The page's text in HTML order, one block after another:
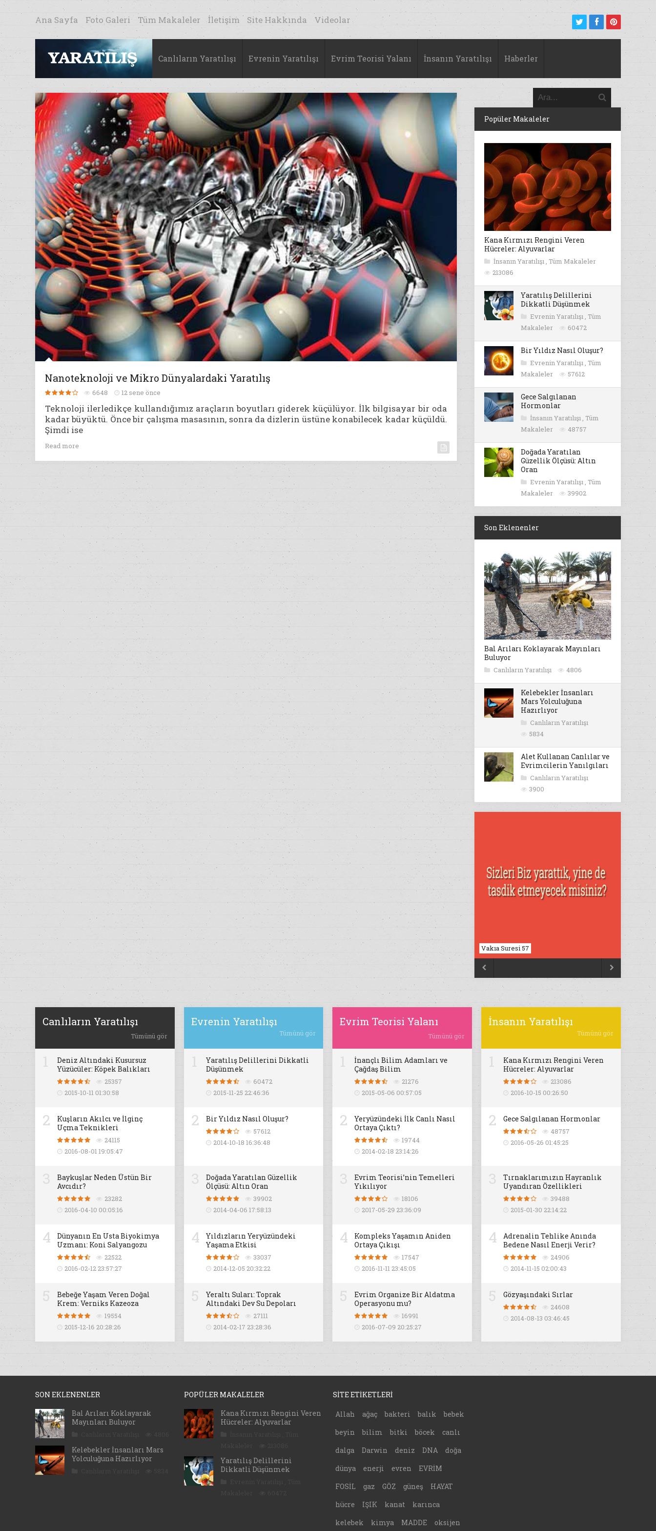
Ana Sayfa Foto Galeri Tüm Makaleler İletişim Site Hakkında Videolar
Canlıların Yaratılışı Evrenin Yaratılışı Evrim Teorisi Yalanı İnsanın Yaratılışı Haberler
Nanoteknoloji ve Mikro Dünyalardaki Yaratılış
6648 12 sene önce
Teknoloji ilerledikçe kullandığımız araçların boyutları giderek küçülüyor. İlk bilgisayar bir oda
kadar büyüktü. Önce bir çalışma masasının, sonra da dizlerin üstüne konabilecek kadar küçüldü.
Şimdi ise
Read more
Popüler Makaleler
Kana Kırmızı Rengini Veren
Hücreler: Alyuvarlar
İnsanın Yaratılışı , Tüm Makaleler
213086
Yaratılış Delillerini
Dikkatli Düşünmek
Evrenin Yaratılışı , Tüm
Makaleler
60472
Bir Yıldız Nasıl Oluşur?
Evrenin Yaratılışı , Tüm
Makaleler
57612
Gece Salgılanan
Hormonlar
İnsanın Yaratılışı , Tüm
Makaleler
48757
Doğada Yaratılan
Güzellik Ölçüsü: Altın
Oran
Evrenin Yaratılışı , Tüm
Makaleler
39902
Son Eklenenler
Bal Arıları Koklayarak Mayınları
Buluyor
Canlıların Yaratılışı 4806
Kelebekler İnsanları
Mars Yolculuğuna
Hazırlıyor
Canlıların Yaratılışı
5834
Alet Kullanan Canlılar ve
Evrimcilerin Yanılgıları
Canlıların Yaratılışı
3900
Vakıa Suresi 57
 
Canlıların Yaratılışı
Tümünü gör
Deniz Altındaki Kusursuz
Yüzücüler: Köpek Balıkları
25357
2015-10-11 01:30:58
2
Kuşların Akılcı ve İlginç
Uçma Teknikleri
24115
2016-08-01 19:05:47
Baykuşlar Neden Üstün Bir
Avcıdır?
23282
2016-04-10 00:05:16
4
Dünyanın En Usta Biyokimya
Uzmanı: Koni Salyangozu
22522
2016-02-12 23:57:27
Bebeğe Yaşam Veren Doğal
Krem: Verniks Kazeoza
19554
2015-12-16 20:28:26
Evrenin Yaratılışı
Tümünü gör
Yaratılış Delillerini Dikkatli
Düşünmek
60472
2015-11-25 22:46:36
2 Bir Yıldız Nasıl Oluşur?
57612
2014-10-18 16:36:48
Doğada Yaratılan Güzellik
Ölçüsü: Altın Oran
39902
2014-04-06 17:58:13
4
Yıldızların Yeryüzündeki
Yaşama Etkisi
33037
2014-12-05 20:32:22
Yeraltı Suları: Toprak
Altındaki Dev Su Depoları
27111
2014-02-17 23:28:36
Evrim Teorisi Yalanı
Tümünü gör
İnançlı Bilim Adamları ve
Çağdaş Bilim
21276
2015-05-06 00:57:05
2
Yeryüzündeki İlk Canlı Nasıl
Ortaya Çıktı?
19744
2014-02-18 23:14:26
Evrim Teorisi’nin Temelleri
Yıkılıyor
18106
2017-05-29 23:36:09
4
Kompleks Yaşamın Aniden
Ortaya Çıkışı
17547
2016-11-11 23:45:05
Evrim Organize Bir Aldatma
Operasyonu mu?
16991
2016-07-09 20:25:27
İnsanın Yaratılışı
Tümünü gör
Kana Kırmızı Rengini Veren
Hücreler: Alyuvarlar
213086
2016-10-15 00:26:50
2 Gece Salgılanan Hormonlar
48757
2016-05-26 01:45:25
Tırnaklarımızın Hayranlık
Uyandıran Özellikleri
39488
2015-01-30 22:14:22
4
Adrenalin Tehlike Anında
Bedene Nasıl Enerji Verir?
24906
2014-11-15 02:00:43
Gözyaşındaki Sırlar
24608
2014-08-13 03:46:45
SON EKLENENLER
Bal Arıları Koklayarak
Mayınları Buluyor
Kelebekler İnsanları Mars
Yolculuğuna Hazırlıyor
POPÜLER MAKALELER
Kana Kırmızı Rengini Veren
Hücreler: Alyuvarlar
Yaratılış Delillerini
Dikkatli Düşünmek
SİTE ETİKETLERİ
Allah ağaç bakteri balık
bebek
beyin
bilim bitki böcek
canlı
dalga
Darwin deniz DNA
doğa
dünya
enerji evren
EVRİM
FOSİL
gaz GÖZ güneş
HAYAT
hücre
IŞIK kanat
karınca
kelebek
kimya MADDE oksijen